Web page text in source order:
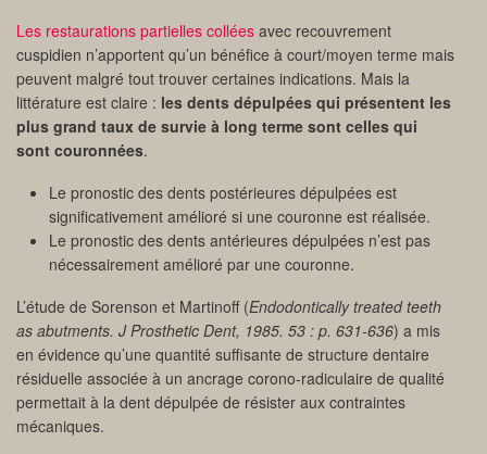
Les restaurations partielles collées avec recouvrement
cuspidien n’apportent qu’un bénéfice à court/moyen terme mais
peuvent malgré tout trouver certaines indications. Mais la
littérature est claire : les dents dépulpées qui présentent les
plus grand taux de survie à long terme sont celles qui
sont couronnées.
Le pronostic des dents postérieures dépulpées est
significativement amélioré si une couronne est réalisée.
Le pronostic des dents antérieures dépulpées n’est pas
nécessairement amélioré par une couronne.
L’étude de Sorenson et Martinoff (Endodontically treated teeth
as abutments. J Prosthetic Dent, 1985. 53 : p. 631-636) a mis
en évidence qu’une quantité suffisante de structure dentaire
résiduelle associée à un ancrage corono-radiculaire de qualité
permettait à la dent dépulpée de résister aux contraintes
mécaniques.